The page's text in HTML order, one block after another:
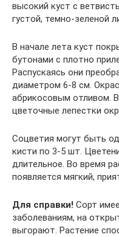
высокий куст с
густой, темно-зеленой
В начале лета куст
бутонами с плотно
Распускаясь они
диаметром 6-8 см.
абрикосовым отливом.
цветочные лепестки
Соцветия могут быть
кисти по 3-5 шт.
длительное. Во время
появляется мягкий,
Для справки! Сорт
заболеваниям, на
выгорают. Растение